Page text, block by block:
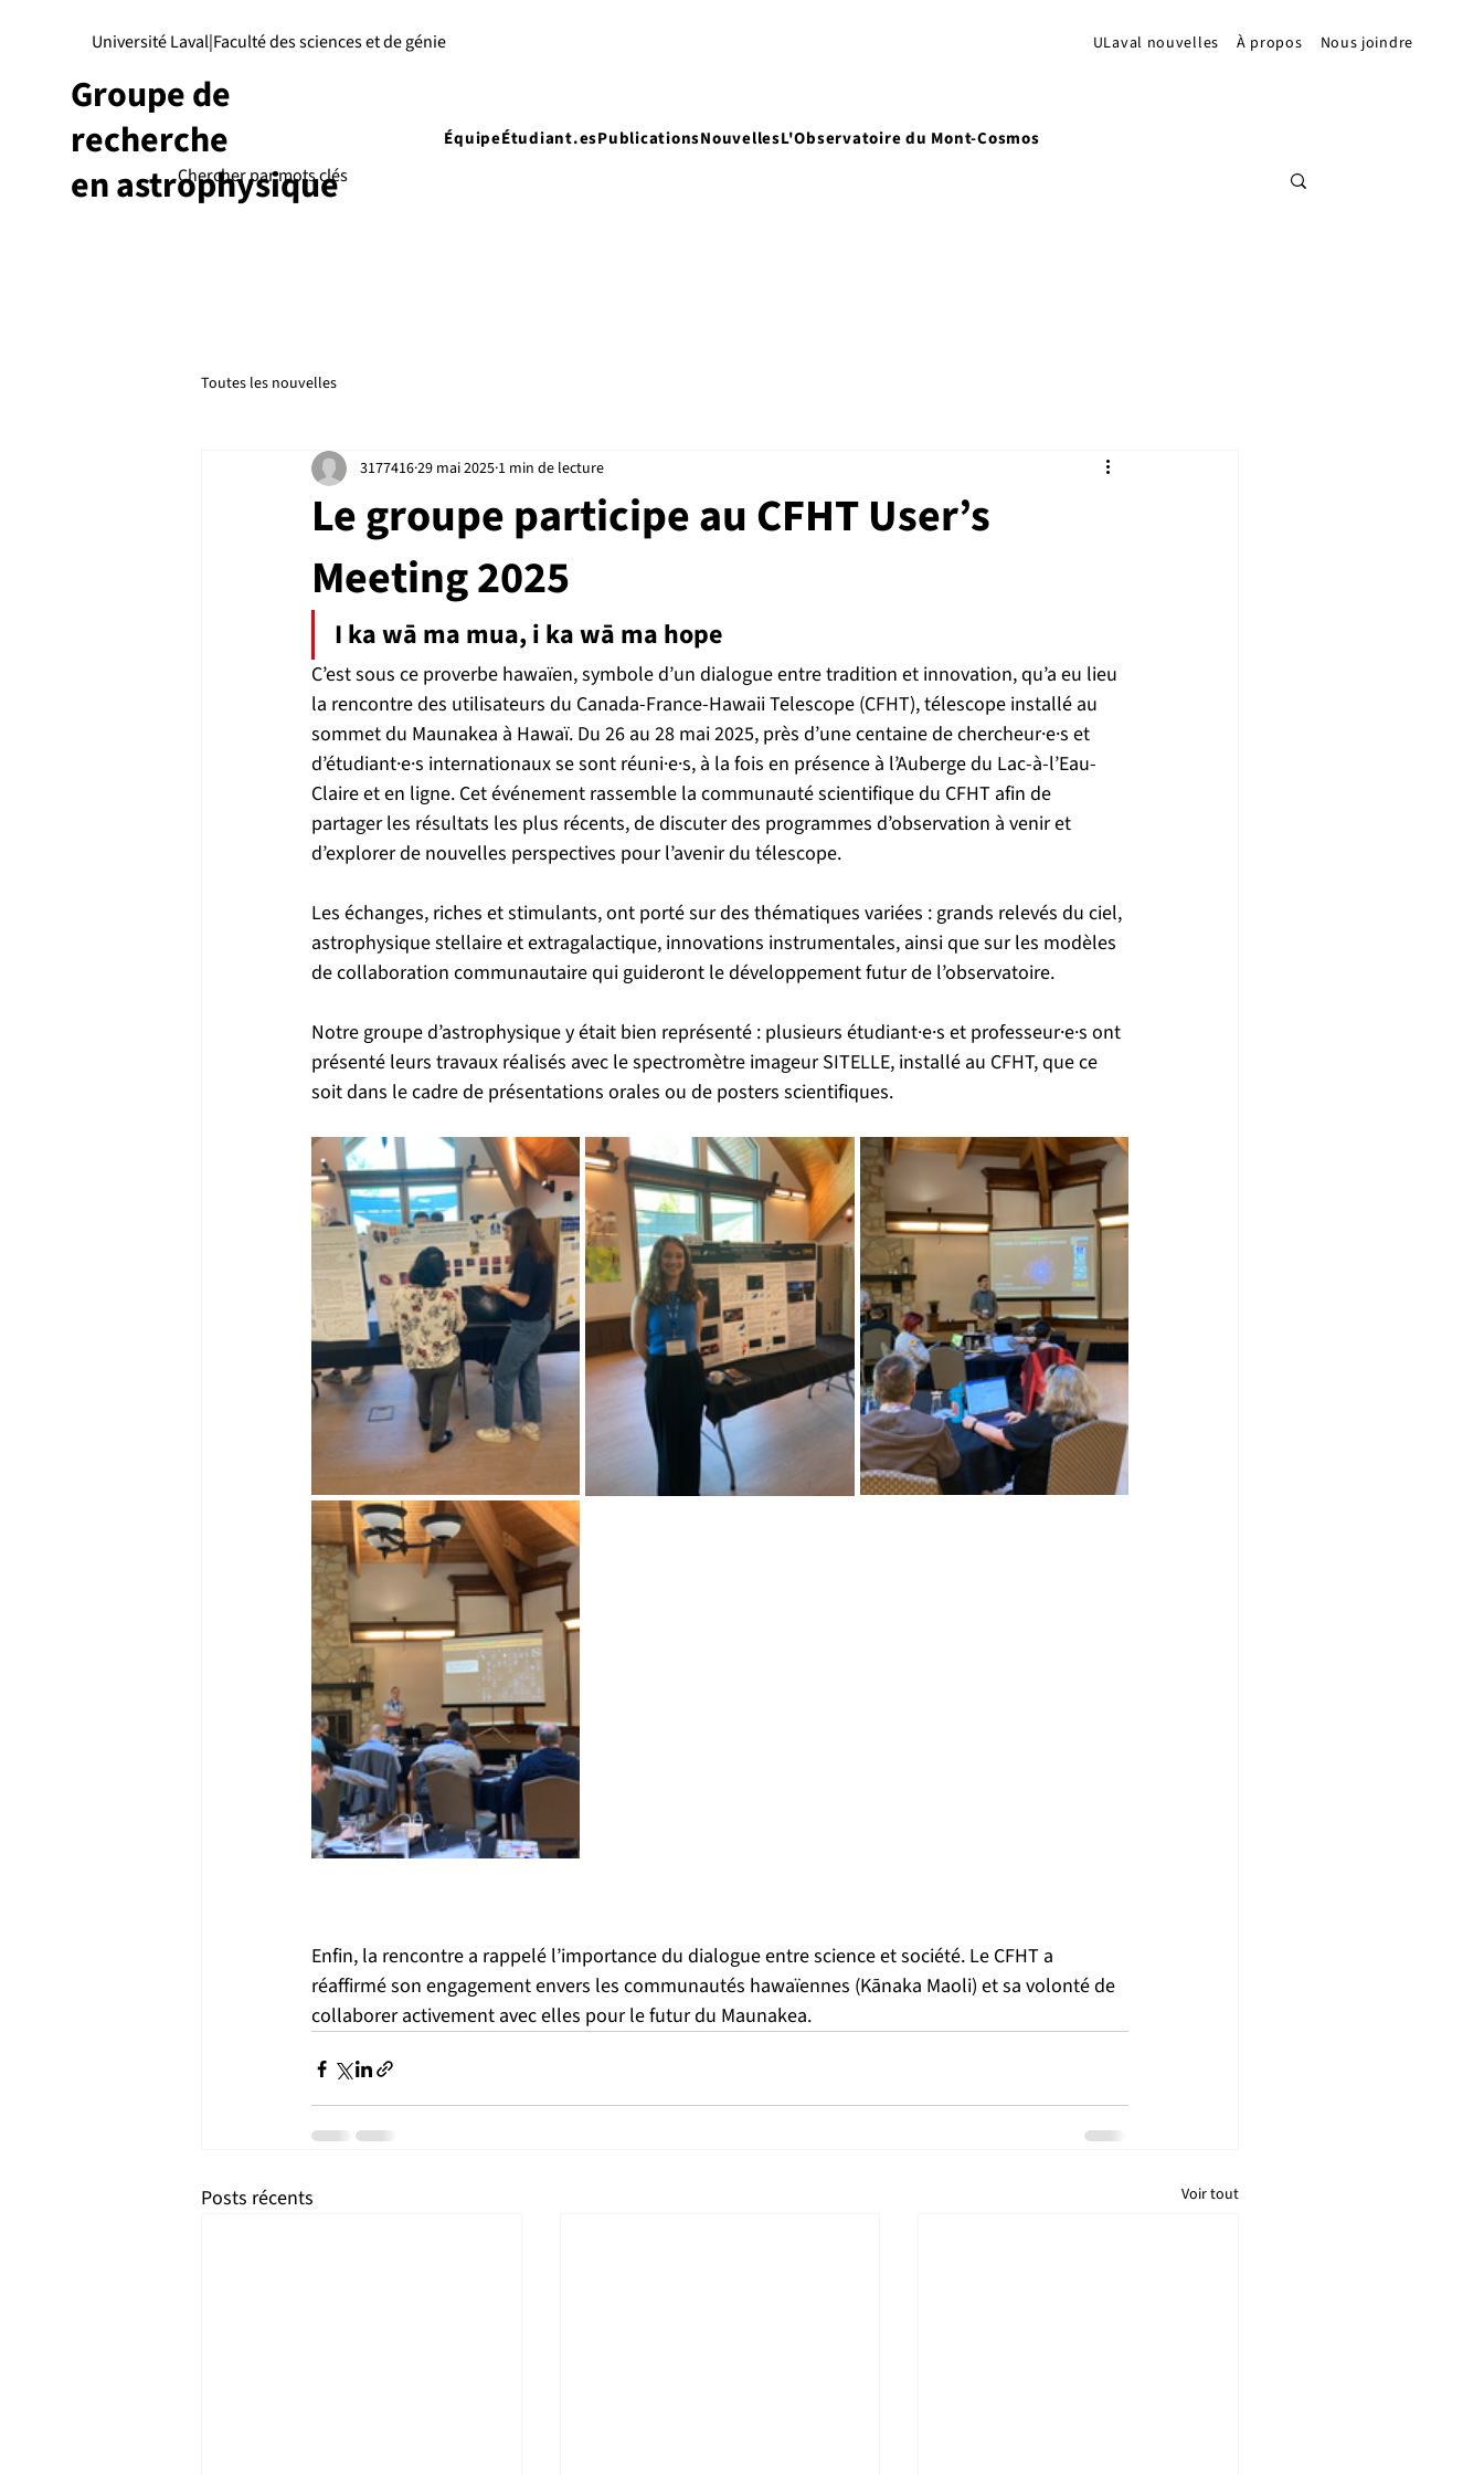
Groupe de
recherche
en astrophysique
ÉquipeÉtudiant.esPublicationsNouvellesL'Observatoire du Mont-Cosmos
ULaval nouvelles À propos Nous joindre
|
Université Laval Faculté des sciences et de génie
Toutes les nouvelles
Le groupe participe au CFHT User’s
Meeting 2025
317741629 mai 2025 1 min de lecture
I ka wā ma mua, i ka wā ma hope
C’est sous ce proverbe hawaïen, symbole d’un dialogue entre tradition et innovation, qu’a eu lieu
la rencontre des utilisateurs du Canada-France-Hawaii Telescope (CFHT), télescope installé au
sommet du Maunakea à Hawaï. Du 26 au 28 mai 2025, près d’une centaine de chercheur·e·s et
d’étudiant·e·s internationaux se sont réuni·e·s, à la fois en présence à l’Auberge du Lac-à-l’Eau-
Claire et en ligne. Cet événement rassemble la communauté scientifique du CFHT afin de
partager les résultats les plus récents, de discuter des programmes d’observation à venir et
d’explorer de nouvelles perspectives pour l’avenir du télescope.
Les échanges, riches et stimulants, ont porté sur des thématiques variées : grands relevés du ciel,
astrophysique stellaire et extragalactique, innovations instrumentales, ainsi que sur les modèles
de collaboration communautaire qui guideront le développement futur de l’observatoire.
Notre groupe d’astrophysique y était bien représenté : plusieurs étudiant·e·s et professeur·e·s ont
présenté leurs travaux réalisés avec le spectromètre imageur SITELLE, installé au CFHT, que ce
soit dans le cadre de présentations orales ou de posters scientifiques.
Enfin, la rencontre a rappelé l’importance du dialogue entre science et société. Le CFHT a
réaffirmé son engagement envers les communautés hawaïennes (Kānaka Maoli) et sa volonté de
collaborer activement avec elles pour le futur du Maunakea.
Posts récents Voir tout